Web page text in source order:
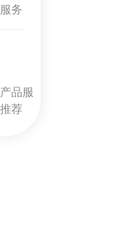
务
品服
荐